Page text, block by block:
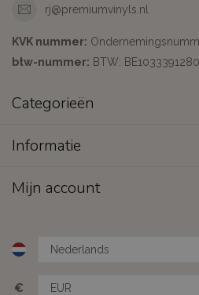
rj@premiumvinyls.nl
KVK nummer:
btw-nummer: BTW: BE1033391280
Categorieën
Informatie
Mijn account
€